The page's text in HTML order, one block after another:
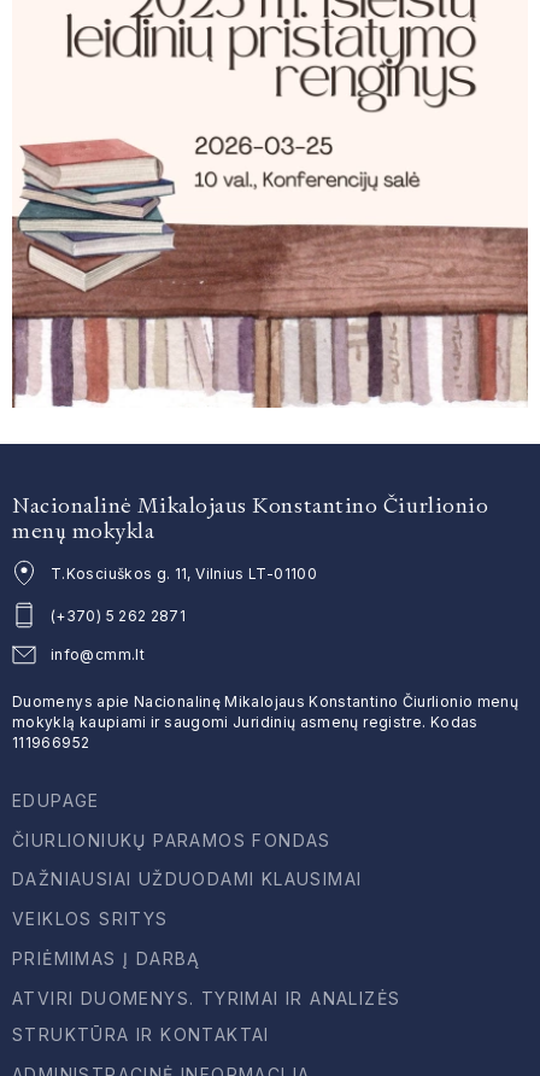
MOKSLO METŲ ATOSTOGŲ GRAFIKAS
VALGIARAŠČIAI
PROGRAMA „VAISIŲ IR DARŽOVIŲ BEI
LIONS QUEST PROGRAMOS
KONFERENCIJŲ SALĖS NAUDOJIMO
KAS VYKSTA ČMM?
ČIURLIONIUKAS
Nacionalinė Mikalojaus Konstantino Čiurlionio
menų mokykla
T.Kosciuškos g. 11, Vilnius LT-01100
(+370) 5 262 2871
info@cmm.lt
Duomenys apie Nacionalinę Mikalojaus Konstantino Čiurlionio menų
mokyklą kaupiami ir saugomi Juridinių asmenų registre. Kodas
111966952
EDUPAGE
ČIURLIONIUKŲ PARAMOS FONDAS
DAŽNIAUSIAI UŽDUODAMI KLAUSIMAI
VEIKLOS SRITYS
PRIĖMIMAS Į DARBĄ
ATVIRI DUOMENYS. TYRIMAI IR ANALIZĖS
STRUKTŪRA IR KONTAKTAI